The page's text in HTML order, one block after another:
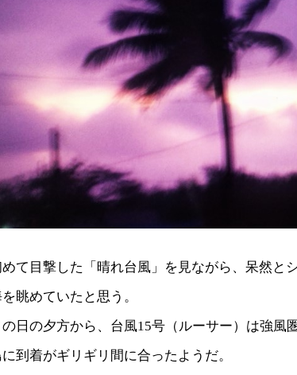
て目撃した「晴れ台風」を見ながら、呆然と
眺めていたと思う。
の日の夕方から、台風15号（ルーサー）は強風
到着がギリギリ間に合ったようだ。